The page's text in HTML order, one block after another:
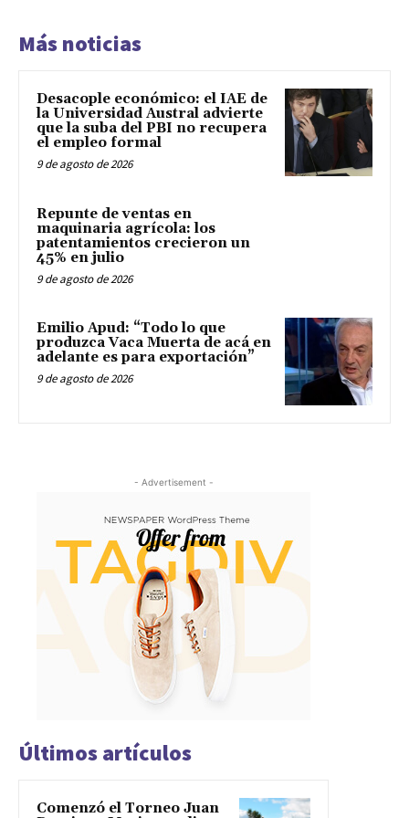
Más noticias
Desacople económico: el IAE de
la Universidad Austral advierte
que la suba del PBI no recupera
el empleo formal
9 de agosto de 2026
Repunte de ventas en
maquinaria agrícola: los
patentamientos crecieron un
45% en julio
9 de agosto de 2026
Emilio Apud: “Todo lo que
produzca Vaca Muerta de acá en
adelante es para exportación”
9 de agosto de 2026
- Advertisement -
Últimos artículos
Comenzó el Torneo Juan